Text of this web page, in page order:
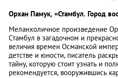
Орхан Памук, «Стамбул. Город
Меланхоличное произведение
Стамбул в загадочном и
величия времен Османской
детстве и юности, писатель
тайну, которую стоит узнать и
рекомендуется, вооружившись